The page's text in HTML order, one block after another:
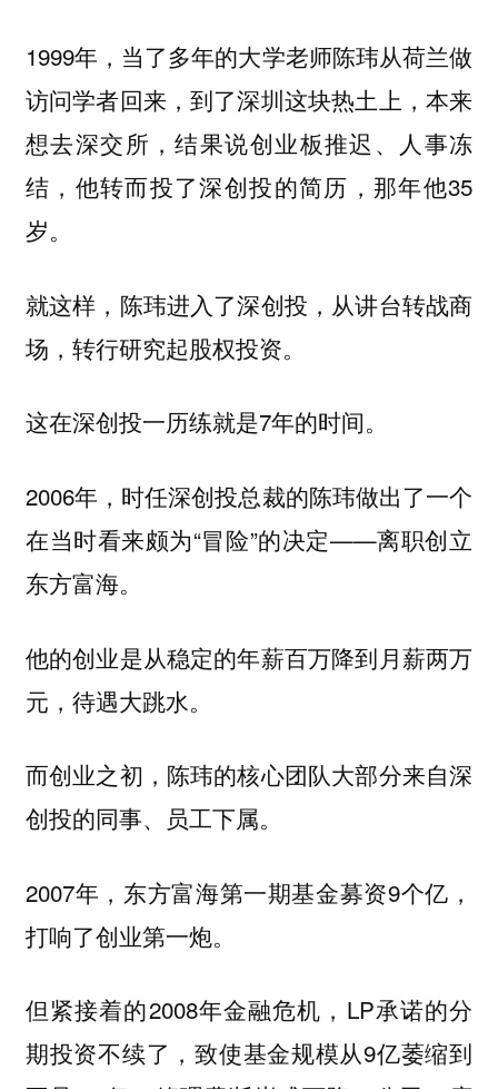
1999年，当了多年的大学老师陈玮从荷兰做
访问学者回来，到了深圳这块热土上，本来
想去深交所，结果说创业板推迟、人事冻
结，他转而投了深创投的简历，那年他35
岁。
就这样，陈玮进入了深创投，从讲台转战商
场，转行研究起股权投资。
这在深创投一历练就是7年的时间。
2006年，时任深创投总裁的陈玮做出了一个
在当时看来颇为“冒险”的决定——离职创立
东方富海。
他的创业是从稳定的年薪百万降到月薪两万
元，待遇大跳水。
而创业之初，陈玮的核心团队大部分来自深
创投的同事、员工下属。
2007年，东方富海第一期基金募资9个亿，
打响了创业第一炮。
但紧接着的2008年金融危机，LP承诺的分
期投资不续了，致使基金规模从9亿萎缩到